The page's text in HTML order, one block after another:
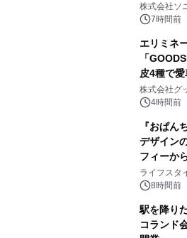
株式会社ソ
7時間前
エリミネ
「
皮4種で
株式会社グ
4時間前
『おぱん
デザイン
フィーか
い、ポッ
ン。
ライフスタ
8時間前
駅を降り
コランド